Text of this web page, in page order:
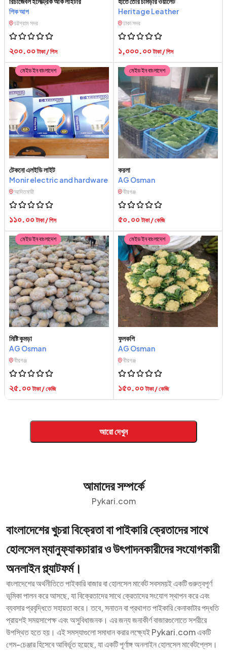
পিক আপ
চট্টগ্রাম সদর
২০০.০০টাকা / পিস
Heritage Leather
ঢাকা সদর
১,০০০.০০টাকা / পিস
মেইড ইন বাংলাদেশ
টেকনো এলইডি লাইট
Monir electric and hardware
আদিতমারী
১১০.০০টাকা / পিস
মেইড ইন বাংলাদেশ
করলা
AG Osman
বীরগঞ্জ
৫০.০০টাকা / কেজি
মেইড ইন বাংলাদেশ
মিষ্টি কুমড়া
AG Osman
বীরগঞ্জ
২৫.০০টাকা / কেজি
মেইড ইন বাংলাদেশ
ফুলকপি
AG Osman
বীরগঞ্জ
১৫০.০০টাকা / কেজি
আরো দেখুন
আমাদের সম্পর্কে
Pykari.com
বাংলাদেশের খুচরা বিক্রেতা বা পাইকারি ক্রেতাদের সাথে
হোলসেল ম্যানুফ্যাকচারার ও উৎপাদনকারীদের সংযোগকারী
অনলাইন প্ল্যাটফর্ম।
বাংলাদেশের অর্থনীতিতে পাইকারি বাজার বা হোলসেল মার্কেট সবসময়ই একটি গুরুত্বপূর্ণ
ভূমিকা পালন করে আসছে, যা বিক্রেতাদের সাথে ক্রেতাদের সংযোগ স্থাপন করে এবং
ব্যবসার প্রবৃদ্ধিতে সহায়তা করে। তবে, সনাতন বা প্রথাগত পাইকারি কেনাকাটার পদ্ধতি
প্রায়শই সময়সাপেক্ষ এবং অসুবিধাজনক। এর জন্য জনাকীর্ণ বাজারগুলোতে সশরীরে
উপস্থিত হতে হয়। এই সমস্যাগুলো সমাধান করার লক্ষ্যেই Pykari.com একটি
গেম-চেঞ্জার হিসেবে আবির্ভূত হয়েছে, যা একটি পূর্ণাঙ্গ অনলাইন হোলসেল মার্কেটপ্লেস।